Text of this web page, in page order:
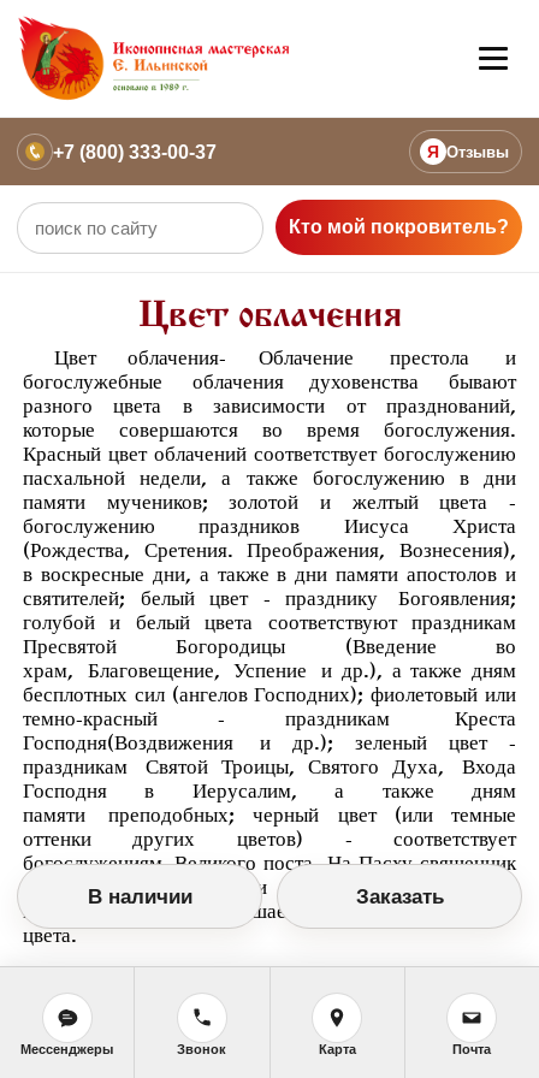
+7 (800) 333-00-37 Я Отзывы
Кто мой покровитель?
Цвет облачения
Цвет облачения- Облачение престолаи
богослужебные облачения духовенства бывают
разного цвета в зависимости от празднований,
которые совершаются во время богослужения.
Красный цвет облачений соответствует богослужению
пасхальной недели, а также богослужению в дни
памяти мучеников; золотой и желтый цвета -
богослужению праздников Иисуса Христа
(Рождества, Сретения.Преображения,Вознесения),
в воскресные дни, а также в дни памяти апостолов и
святителей; белый цвет - праздникуБогоявления;
голубой и белый цвета соответствуют праздникам
Пресвятой Богородицы (Введение во
храм, Благовещение,Успение и др.), а также дням
бесплотных сил (ангелов Господних); фиолетовый или
темно-красный - праздникамКреста
Господня(Воздвиженияи др.); зеленый цвет -
праздникам Святой Троицы, Святого Духа,Входа
Господня в Иерусалим, а также дням
памятипреподобных; черный цвет (или темные
оттенки других цветов) - соответствует
богослужениямВеликого поста. На Пасху священник
облачается по очереди в облачения разного
цвета.Отпеваниесовершается в облачениях белого
цвета.
В наличии Заказать
Мессенджеры Звонок Карта Почта